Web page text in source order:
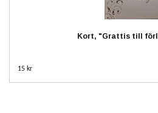
Kort, "Grattis till
15 kr